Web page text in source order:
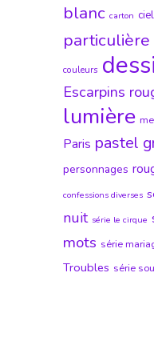
blanc carton ciel
particulière
couleurs
Escarpins
lumière
Paris pastel
personnages
confessions diverses
nuit série le cirque
mots série
Troubles série